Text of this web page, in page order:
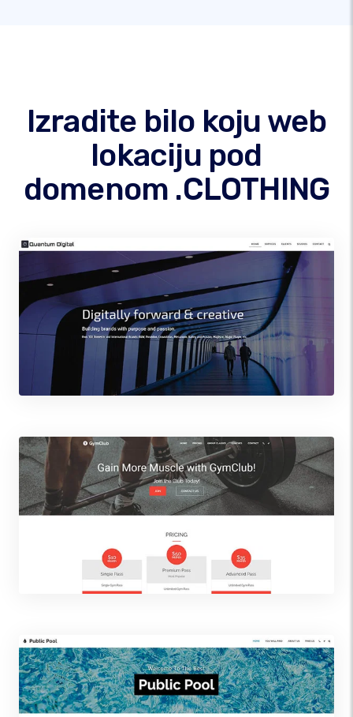
Izradite bilo koju web
lokaciju pod
domenom .CLOTHING